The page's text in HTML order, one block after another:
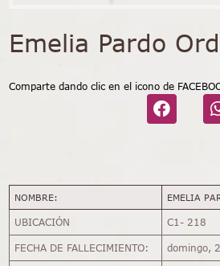
Emelia Pardo
Comparte dando clic en el icono de
NOMBRE: EMELIA
UBICACIÓN C1- 218
FECHA DE FALLECIMIENTO: domingo,